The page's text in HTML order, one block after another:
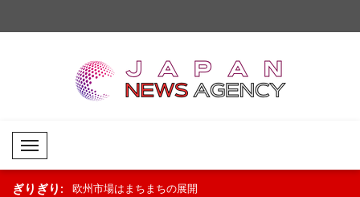
Mobil Menü
ぎりぎり:
まちの展開.. 欧州市場はまちまちの展開